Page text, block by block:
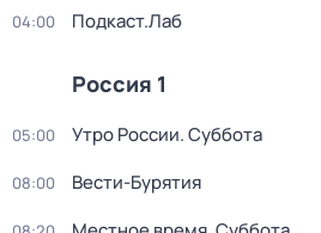
04:00 Подкаст.Лаб
Россия 1
05:00 Утро России. Суббота
08:00 Вести-Бурятия